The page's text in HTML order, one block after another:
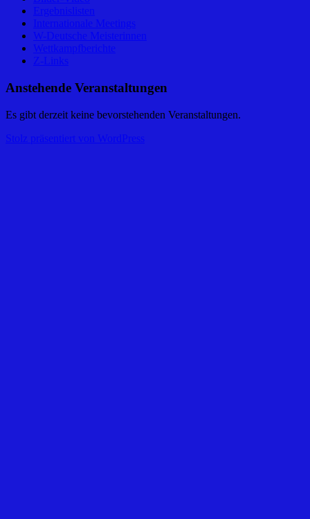
Ergebnislisten
Internationale Meetings
W-Deutsche Meisterinnen
Wettkampfberichte
Z-Links
Anstehende Veranstaltungen
Es gibt derzeit keine bevorstehenden Veranstaltungen.
Stolz präsentiert von WordPress